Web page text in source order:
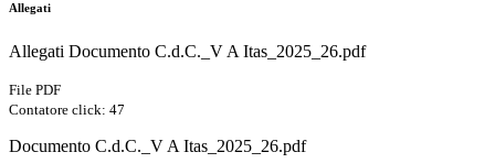
Allegati
Allegati Documento C.d.C._V A Itas_2025_26.pdf
File PDF
Contatore click: 47
Documento C.d.C._V A Itas_2025_26.pdf